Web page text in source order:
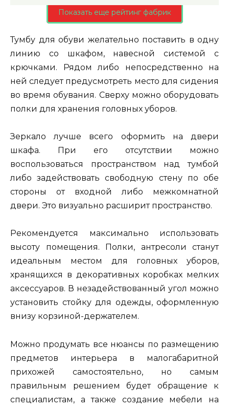
Показать еще рейтинг фабрик
Тумбу для обуви желательно поставить в одну
линию со шкафом, навесной системой с
крючками. Рядом либо непосредственно на
ней следует предусмотреть место для сидения
во время обувания. Сверху можно оборудовать
полки для хранения головных уборов.
Зеркало лучше всего оформить на двери
шкафа. При его отсутствии можно
воспользоваться пространством над тумбой
либо задействовать свободную стену по обе
стороны от входной либо межкомнатной
двери. Это визуально расширит пространство.
Рекомендуется максимально использовать
высоту помещения. Полки, антресоли станут
идеальным местом для головных уборов,
хранящихся в декоративных коробках мелких
аксессуаров. В незадействованный угол можно
установить стойку для одежды, оформленную
внизу корзиной-держателем.
Можно продумать все нюансы по размещению
предметов интерьера в малогабаритной
прихожей самостоятельно, но самым
правильным решением будет обращение к
специалистам, а также создание мебели на